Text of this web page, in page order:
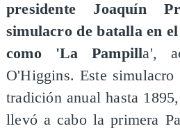
presidente Joaquín
simulacro de batalla en
como 'La Pampilla',
O'Higgins. Este
tradición anual hasta
llevó a cabo la primera